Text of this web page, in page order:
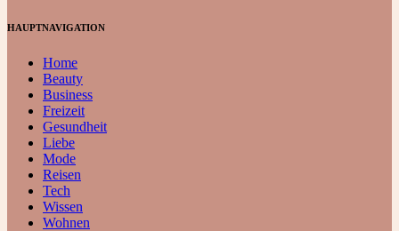
HAUPTNAVIGATION
Home
Beauty
Business
Freizeit
Gesundheit
Liebe
Mode
Reisen
Tech
Wissen
Wohnen